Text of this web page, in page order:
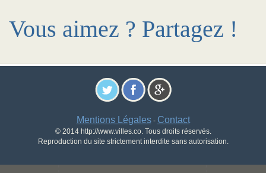
Vous aimez ? Partagez !
Mentions Légales- Contact
© 2014 http://www.villes.co. Tous droits réservés.
Reproduction du site strictement interdite sans autorisation.